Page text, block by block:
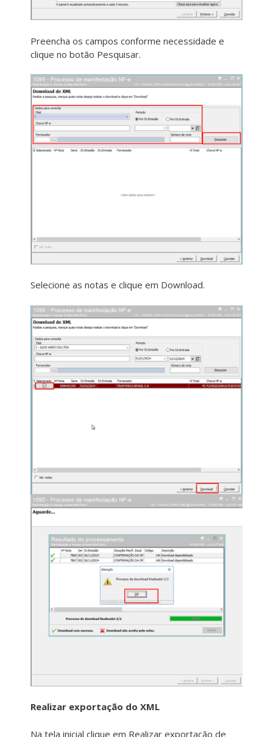
Preencha os campos conforme necessidade e
clique no botão Pesquisar.
Selecione as notas e clique em Download.
Realizar exportação do XML
Na tela inicial clique em Realizar exportação de